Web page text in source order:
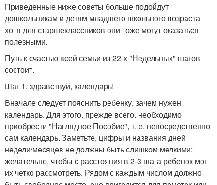
Приведенные ниже советы больше подойдут
дошкольникам и детям младшего школьного возраста,
хотя для старшеклассников они тоже могут оказаться
полезными.
Путь к счастью всей семьи из 22-х "Недельных" шагов
состоит.
Шаг 1. здравствуй, календарь!
Вначале следует пояснить ребенку, зачем нужен
календарь. Для этого, прежде всего, необходимо
приобрести "Наглядное Пособие", т. е. непосредственно
сам календарь. Заметьте, цифры и названия дней
недели/месяцев не должны быть слишком мелкими:
желательно, чтобы с расстояния в 2-3 шага ребенок мог
их четко рассмотреть. Рядом с каждым числом должно